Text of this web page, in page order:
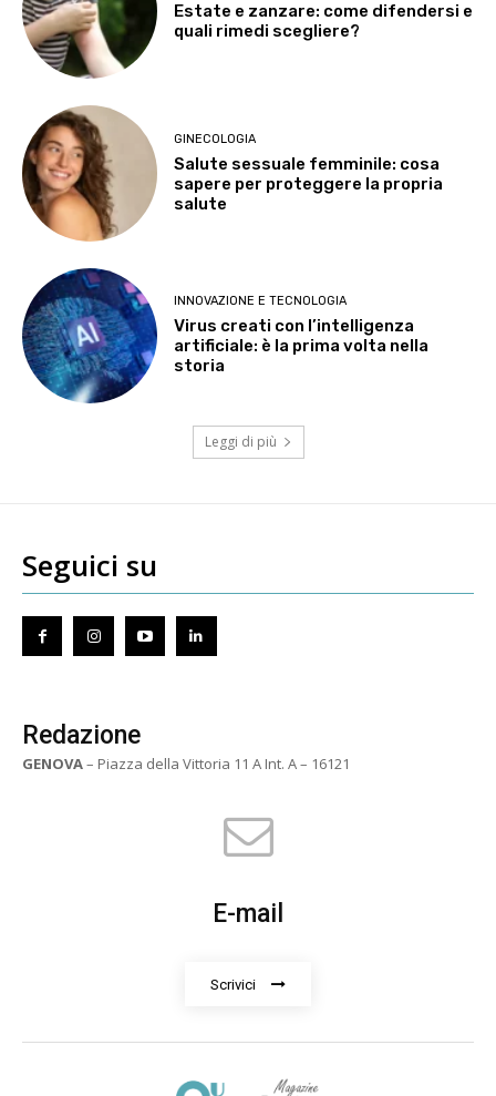
Estate e zanzare: come difendersi e
quali rimedi scegliere?
GINECOLOGIA
Salute sessuale femminile: cosa
sapere per proteggere la propria
salute
INNOVAZIONE E TECNOLOGIA
Virus creati con l’intelligenza
artificiale: è la prima volta nella
storia
Leggi di più
Seguici su
Redazione
GENOVA– Piazza della Vittoria 11 A Int. A – 16121
E-mail
Scrivici